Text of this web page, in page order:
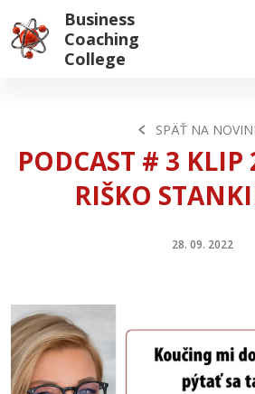
Business
Coaching
College
SPÄŤ NA
PODCAST # 3
RIŠKO
28. 09. 2022